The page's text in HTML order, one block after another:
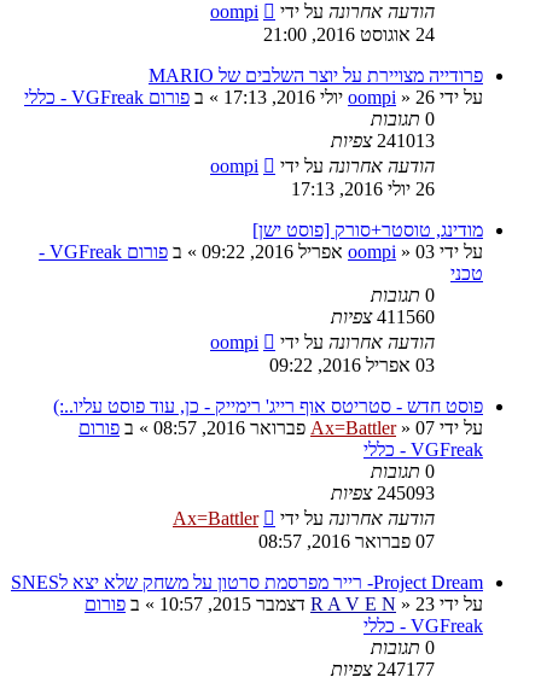
הודעה אחרונה על ידי
oompi
24 אוגוסט 2016, 21:00
פרודייה מצויירת על יוצר השלבים של MARIO
על ידי
oompi » 26 יולי 2016, 17:13 » ב פורום VGFreak - כללי
0 תגובות
241013 צפיות
הודעה אחרונה על ידי
oompi
26 יולי 2016, 17:13
מודינג, טוסטר+סורק [פוסט ישן]
על ידי
oompi » 03 אפריל 2016, 09:22 » ב
פורום VGFreak -
טכני
0 תגובות
411560 צפיות
הודעה אחרונה על ידי
oompi
03 אפריל 2016, 09:22
פוסט חדש - סטריטס אוף רייג' רימייק - כן, עוד פוסט עליו..:)
על ידי
Ax=Battler» 07 פברואר 2016, 08:57 » ב פורום
VGFreak - כללי
0 תגובות
245093 צפיות
הודעה אחרונה על ידי
Ax=Battler
07 פברואר 2016, 08:57
Project Dream- רייר מפרסמת סרטון על משחק שלא יצא לSNES
על ידי
R A V E N » 23 דצמבר 2015, 10:57 » ב פורום
VGFreak - כללי
0 תגובות
247177 צפיות